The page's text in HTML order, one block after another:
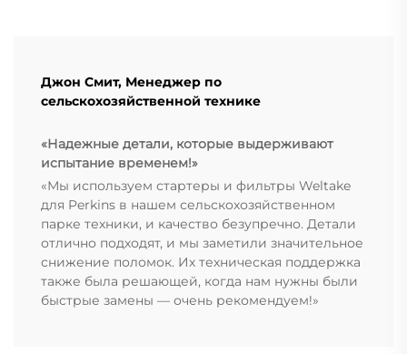
Джон Смит, Менеджер по
сельскохозяйственной технике
«Надежные детали, которые выдерживают
испытание временем!»
«Мы используем стартеры и фильтры Weltake
для Perkins в нашем сельскохозяйственном
парке техники, и качество безупречно. Детали
отлично подходят, и мы заметили значительное
снижение поломок. Их техническая поддержка
также была решающей, когда нам нужны были
быстрые замены — очень рекомендуем!»